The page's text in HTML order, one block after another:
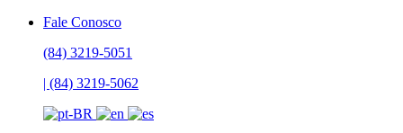
Fale Conosco
(84) 3219-5051
| (84) 3219-5062